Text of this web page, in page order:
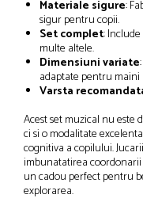
Materiale sigure:
sigur pentru copii.
Set complet:
multe altele.
Dimensiuni variate
adaptate pentru maini
Varsta
Acest set muzical nu este
ci si o modalitate
cognitiva a copilului.
imbunatatirea coordonarii
un cadou perfect pentru
explorarea.